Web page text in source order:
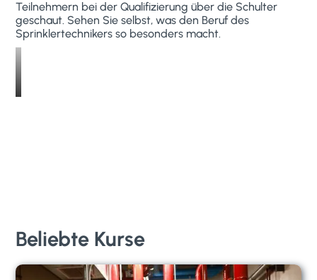
Teilnehmern bei der Qualifizierung über die Schulter
geschaut. Sehen Sie selbst, was den Beruf des
Sprinklertechnikers so besonders macht.
Beliebte Kurse